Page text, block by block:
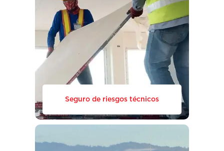
Seguro de riesgos técnicos